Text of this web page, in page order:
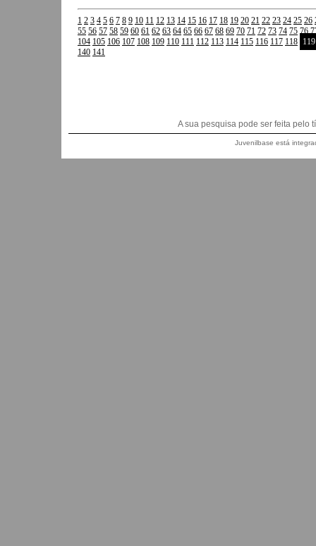
1 2 3 4 5 6 7 8 9 10 11 12 13 14 15 16 17 18 19 20 21 22 23 24 25 26
55 56 57 58 59 60 61 62 63 64 65 66 67 68 69 70 71 72 73 74 75 76
104 105 106 107 108 109 110 111 112 113 114 115 116 117 118 119
140 141
A sua pesquisa pode ser feita pelo
Juvenilbase está